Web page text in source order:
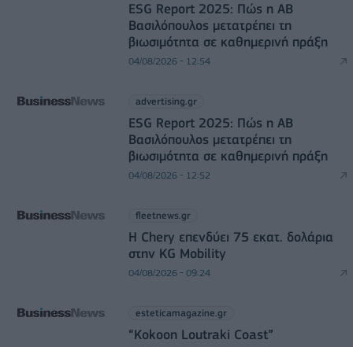
ESG Report 2025: Πώς η ΑΒ
Βασιλόπουλος μετατρέπει τη
βιωσιμότητα σε καθημερινή πράξη
04/08/2026 - 12:54
advertising.gr
ESG Report 2025: Πώς η ΑΒ
Βασιλόπουλος μετατρέπει τη
βιωσιμότητα σε καθημερινή πράξη
04/08/2026 - 12:52
fleetnews.gr
Η Chery επενδύει 75 εκατ. δολάρια
στην KG Mobility
04/08/2026 - 09:24
esteticamagazine.gr
“Kokoon Loutraki Coast”